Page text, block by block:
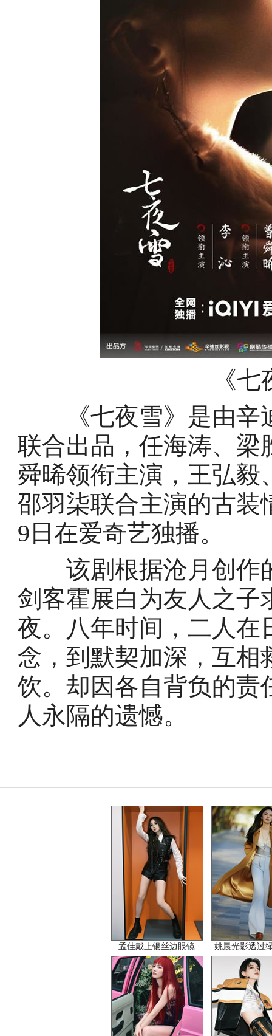
《
《七夜雪》是由辛
联合出品，任海涛、梁
舜晞领衔主演，王弘毅
邵羽柒联合主演的古装
9日在爱奇艺独播。
该剧根据沧月创作
剑客霍展白为友人之子
夜。八年时间，二人在
念，到默契加深，互相
饮。却因各自背负的责
人永隔的遗憾。
孟佳戴上银丝边眼镜 姚晨光影透过